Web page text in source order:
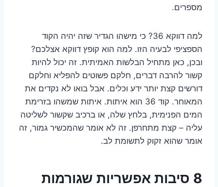
מספרים.
למה דווקא 36? כי מישהו הגדיר שזה יהיה הקוד
הספציפי לבעיה הזו. למה הוא קופץ דווקא אצלכם?
ובכן, כאן מתחיל הבלשות האמיתית. זה יכול להיות
קשור להרבה דברים, חלקם פשוטים להפליא וחלקם
דורשים קצת יותר ידע וכלים. אבל בואו לא נקדים את
המאוחר. קוד 36 הוא איתות. איתות שמשהו בזרימת
המים הפנימית, בלחץ שלה, או ברכיב שקשור לשליטה
עליה – קצת מתחרפן. זה לא אומר שהמכשיר גמור, זה
אומר שהוא זקוק לתשומת לב.
8 סיבות אפשריות שגורמות